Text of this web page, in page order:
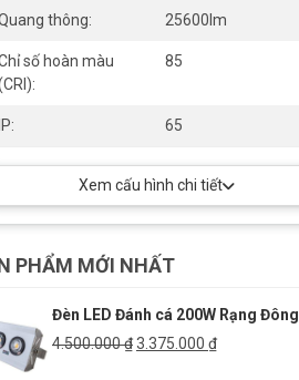
thông: 25600lm
số hoàn màu
85
IP: 65
Xem cấu hình chi tiết
PHẨM MỚI NHẤT
Đèn LED Đánh cá 200W Rạng Đông
4.500.000₫Giá
3.375.000 ₫Giá